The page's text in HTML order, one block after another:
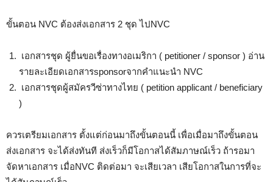
ขั้นตอน NVC ต้องส่งเอกสาร 2 ชุด ไปNVC
เอกสารชุด ผู้ยื่นขอเรื่องทางอเมริกา ( petitioner / sponsor ) อ่าน
รายละเอียดเอกสารsponsorจากคำแนะนำ NVC
เอกสารชุดผู้สมัครวีซ่าทางไทย ( petition applicant / beneficiary
)
ควรเตรียมเอกสาร ตั้งแต่ก่อนมาถึงขั้นตอนนี้ เพื่อเมื่อมาถึงขั้นตอน
ส่งเอกสาร จะได้ส่งทันที ส่งเร็วก็มีโอกาสได้สัมภาษณ์เร็ว ถ้ารอมา
จัดหาเอกสาร เมื่อNVC ติดต่อมา จะเสียเวลา เสียโอกาสในการที่จะ